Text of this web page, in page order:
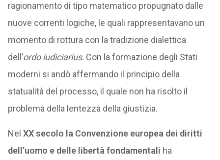
ragionamento di tipo matematico propugnato dalle
nuove correnti logiche, le quali rappresentavano un
momento di rottura con la tradizione dialettica
dell’ordo iudiciarius. Con la formazione degli Stati
moderni si andò affermando il principio della
statualità del processo, il quale non ha risolto il
problema della lentezza della giustizia.
Nel XX secolo la Convenzione europea dei diritti
dell’uomo e delle libertà fondamentali ha